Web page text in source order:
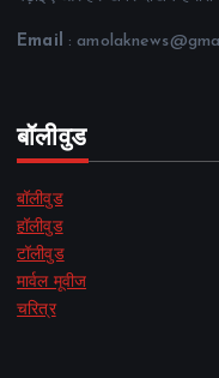
Email :
बॉलीवुड
बॉलीवुड
हॉलीवुड
टॉलीवुड
मार्वल मूवीज
चरित्र